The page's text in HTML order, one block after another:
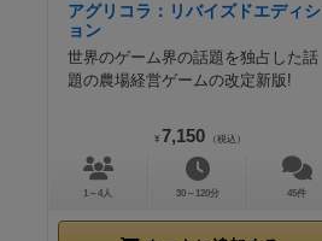
アグリコラ：リバイズドエディシ
ョン
世界のゲーム界の話題を独占した話
題の農場経営ゲームの改定新版!
¥ 7,150 （税込）
1～4人 30～120分 45件